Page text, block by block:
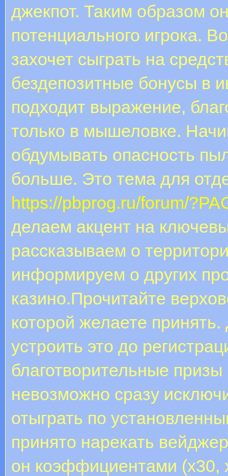
джекпот. Таким образом
потенциального игрока.
захочет сыграть на
бездепозитные бонусы в
подходит выражение,
только в мышеловке.
обдумывать опасность
больше. Это тема для
https://pbprog.ru/forum/
делаем акцент на
рассказываем о
информируем о других
казино.Прочитайте
которой желаете
устроить это до
благотворительные
невозможно сразу
отыграть по
принято нарекать
он коэффициентами (х30,